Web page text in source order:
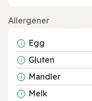
Allergener
Egg
Gluten
Mandler
Melk